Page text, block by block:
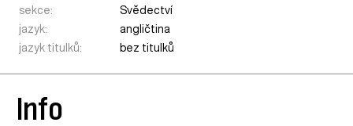
sekce:
Svědectví
jazyk:
angličtina
jazyk titulků:
bez titulků
Info